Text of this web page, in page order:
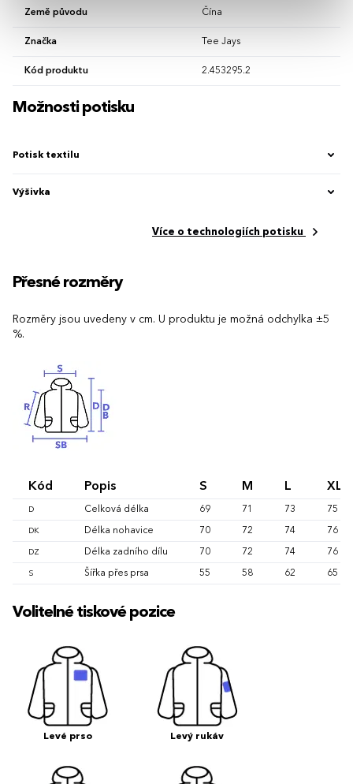
Země původu Čína
Značka Tee Jays
Kód produktu 2.453295.2
Možnosti potisku
Potisk textilu
Výšivka
Více o technologiích potisku
Přesné rozměry
Rozměry jsou uvedeny v cm. U produktu je možná odchylka ±5
%.
Kód Popis S M L XL
D Celková délka 69 71 73 75
DK Délka nohavice 70 72 74 76
DZ Délka zadního dílu 70 72 74 76
S Šířka přes prsa 55 58 62 65
Volitelné tiskové pozice
Levé prso Levý rukáv